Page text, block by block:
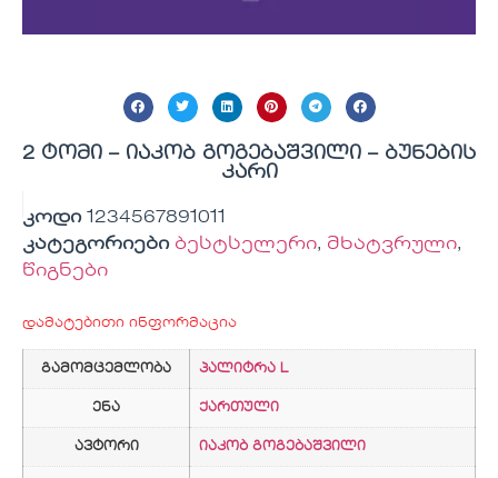
2 ტომი – იაკობ გოგებაშვილი – ბუნების
კარი
კოდი 1234567891011
კატეგორიები ბესტსელერი, მხატვრული,
წიგნები
დამატებითი ინფორმაცია
გამომცემლობა პალიტრა L
ენა ქართული
ავტორი იაკობ გოგებაშვილი